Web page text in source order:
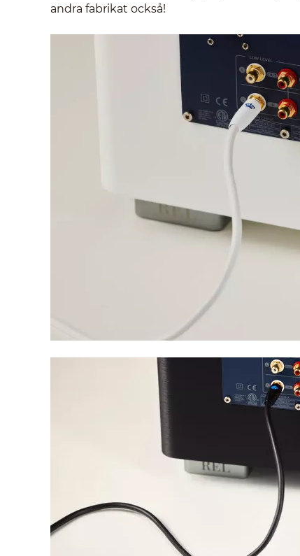
andra fabrikat också!